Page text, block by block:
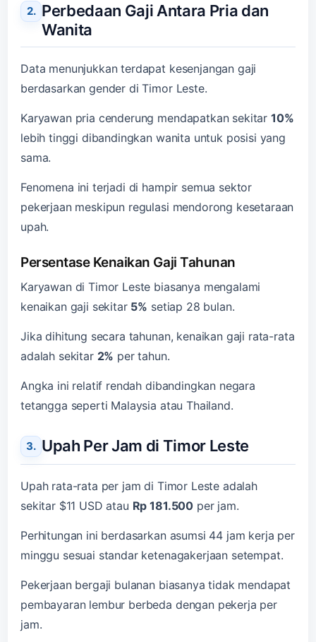
Perbedaan Gaji Antara Pria dan
Wanita
Data menunjukkan terdapat kesenjangan gaji
berdasarkan gender di Timor Leste.
Karyawan pria cenderung mendapatkan sekitar 10%
lebih tinggi dibandingkan wanita untuk posisi yang
sama.
Fenomena ini terjadi di hampir semua sektor
pekerjaan meskipun regulasi mendorong kesetaraan
upah.
Persentase Kenaikan Gaji Tahunan
Karyawan di Timor Leste biasanya mengalami
kenaikan gaji sekitar 5% setiap 28 bulan.
Jika dihitung secara tahunan, kenaikan gaji rata-rata
adalah sekitar 2% per tahun.
Angka ini relatif rendah dibandingkan negara
tetangga seperti Malaysia atau Thailand.
Upah Per Jam di Timor Leste
Upah rata-rata per jam di Timor Leste adalah
sekitar $11 USD atau Rp 181.500 per jam.
Perhitungan ini berdasarkan asumsi 44 jam kerja per
minggu sesuai standar ketenagakerjaan setempat.
Pekerjaan bergaji bulanan biasanya tidak mendapat
pembayaran lembur berbeda dengan pekerja per
jam.